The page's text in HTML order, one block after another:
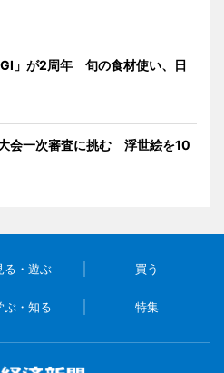
」が2周年 旬の食材使い、日
会一次審査に挑む 浮世絵を10
る・遊ぶ 買う
ぶ・知る 特集